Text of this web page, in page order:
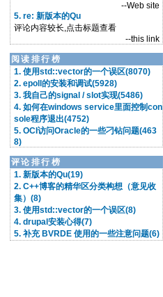
--Web site
5. re: 新版本的Qu
评论内容较长,点击标题查看
--this link
阅读排行榜
1. 使用std::vector的一个误区(8070)
2. epoll的安装和调试(5928)
3. 我自己的signal / slot实现(5486)
4. 如何在windows service里面控制con
sole程序退出(4752)
5. OCI访问Oracle的一些刁钻问题(463
8)
评论排行榜
1. 新版本的Qu(19)
2. C++博客的精华区分类构想（意见收
集）(8)
3. 使用std::vector的一个误区(8)
4. drupal安装心得(7)
5. 补充 BVRDE 使用的一些注意问题(6)